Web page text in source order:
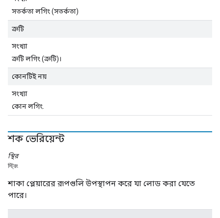
সতর্কতা লগিং (সতর্কতা)
ত্রুটি
সংখ্যা
ত্রুটি লগিং (ত্রুটি)।
কোনটিই নয়
সংখ্যা
কোন লগিং.
শক ভেরিয়েন্ট
স্থির
স্ট্রিং
শাকা প্লেয়ারের রূপগুলি উপস্থাপন করে যা লোড করা যেতে
পারে।